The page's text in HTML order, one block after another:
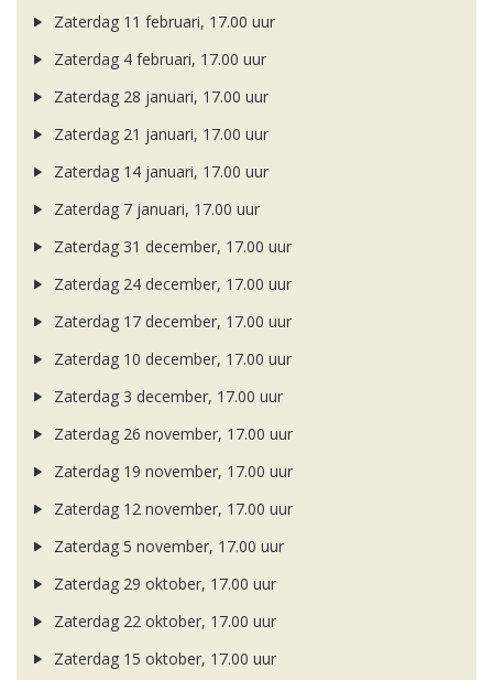
Zaterdag 11 februari, 17.00 uur
Zaterdag 4 februari, 17.00 uur
Zaterdag 28 januari, 17.00 uur
Zaterdag 21 januari, 17.00 uur
Zaterdag 14 januari, 17.00 uur
Zaterdag 7 januari, 17.00 uur
Zaterdag 31 december, 17.00 uur
Zaterdag 24 december, 17.00 uur
Zaterdag 17 december, 17.00 uur
Zaterdag 10 december, 17.00 uur
Zaterdag 3 december, 17.00 uur
Zaterdag 26 november, 17.00 uur
Zaterdag 19 november, 17.00 uur
Zaterdag 12 november, 17.00 uur
Zaterdag 5 november, 17.00 uur
Zaterdag 29 oktober, 17.00 uur
Zaterdag 22 oktober, 17.00 uur
Zaterdag 15 oktober, 17.00 uur